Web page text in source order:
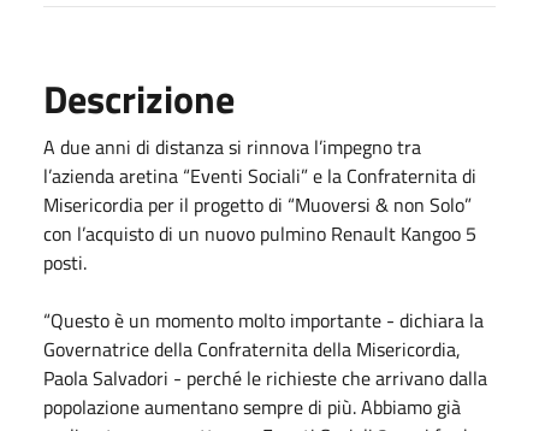
Descrizione
A due anni di distanza si rinnova l’impegno tra
l’azienda aretina “Eventi Sociali” e la Confraternita di
Misericordia per il progetto di “Muoversi & non Solo”
con l’acquisto di un nuovo pulmino Renault Kangoo 5
posti.
“Questo è un momento molto importante - dichiara la
Governatrice della Confraternita della Misericordia,
Paola Salvadori - perché le richieste che arrivano dalla
popolazione aumentano sempre di più. Abbiamo già